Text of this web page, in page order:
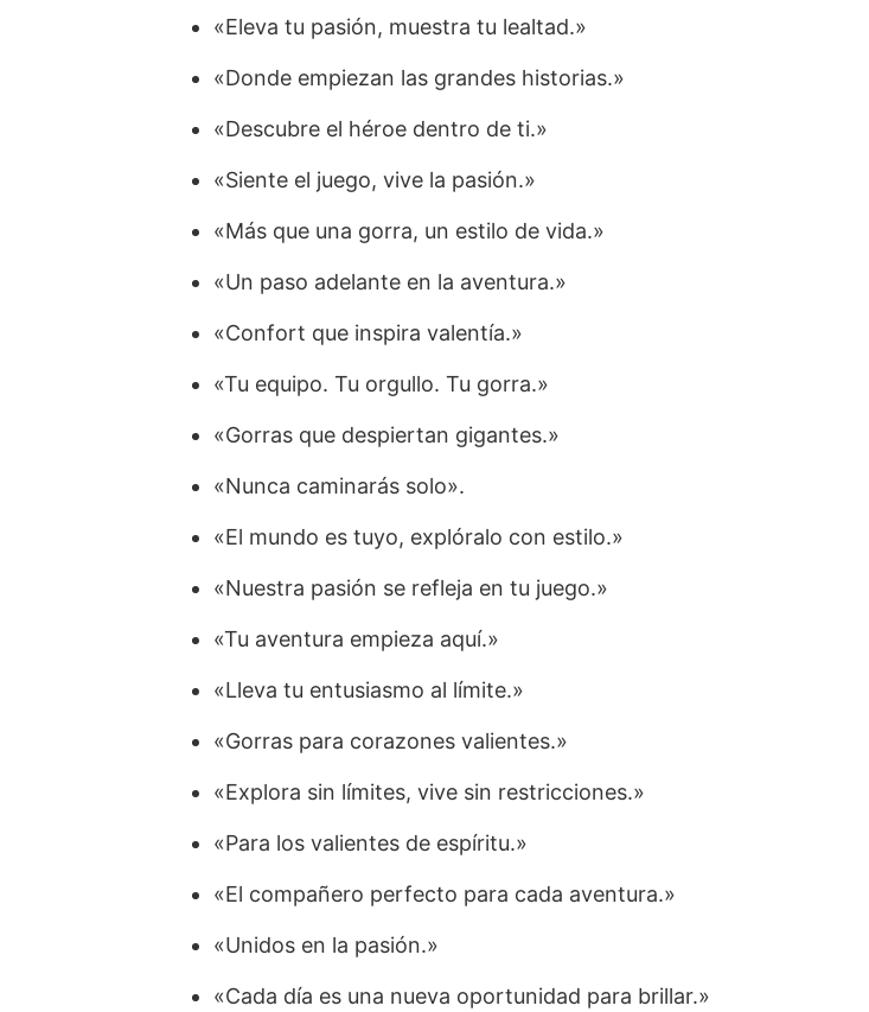
«Eleva tu pasión, muestra tu lealtad.»
«Donde empiezan las grandes historias.»
«Descubre el héroe dentro de ti.»
«Siente el juego, vive la pasión.»
«Más que una gorra, un estilo de vida.»
«Un paso adelante en la aventura.»
«Confort que inspira valentía.»
«Tu equipo. Tu orgullo. Tu gorra.»
«Gorras que despiertan gigantes.»
«Nunca caminarás solo».
«El mundo es tuyo, explóralo con estilo.»
«Nuestra pasión se refleja en tu juego.»
«Tu aventura empieza aquí.»
«Lleva tu entusiasmo al límite.»
«Gorras para corazones valientes.»
«Explora sin límites, vive sin restricciones.»
«Para los valientes de espíritu.»
«El compañero perfecto para cada aventura.»
«Unidos en la pasión.»
«Cada día es una nueva oportunidad para brillar.»